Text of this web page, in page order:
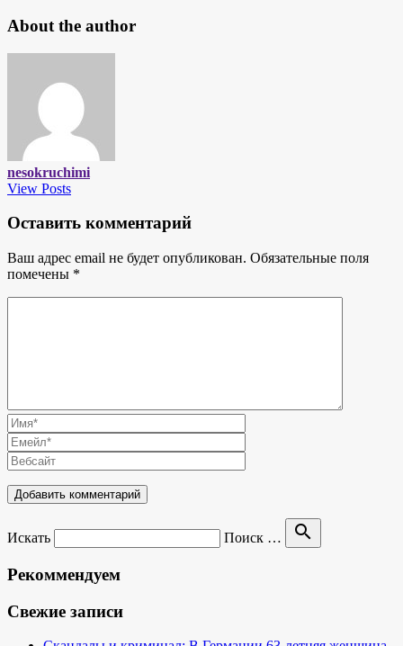
About the author
nesokruchimi
View Posts
Оставить комментарий
Ваш адрес email не будет опубликован. Обязательные поля
помечены *
Искать Поиск … search
Рекоммендуем
Свежие записи